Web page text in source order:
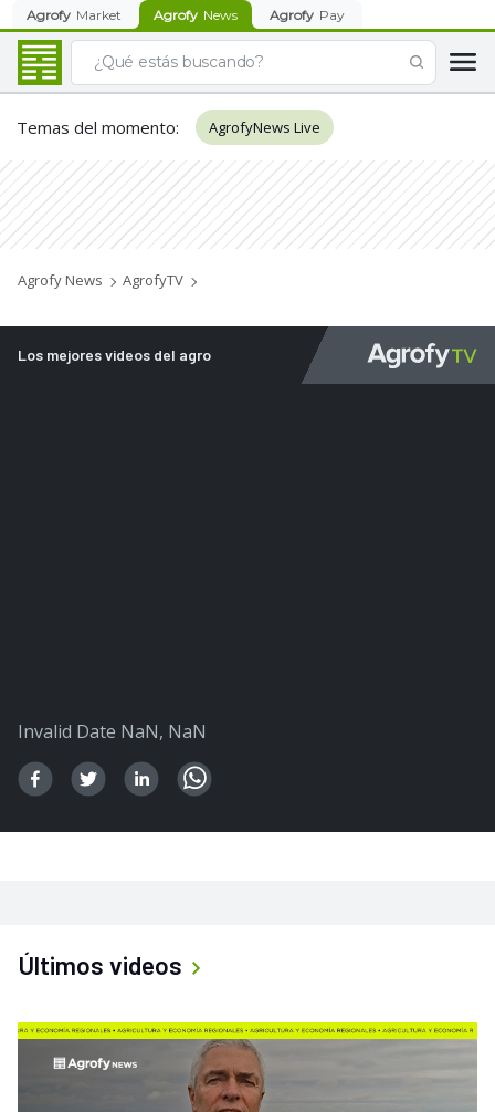
Agrofy Market Agrofy News Agrofy Pay
Temas del momento: AgrofyNews Live
Agrofy News AgrofyTV
Los mejores videos del agro
Invalid Date NaN, NaN
Últimos videos